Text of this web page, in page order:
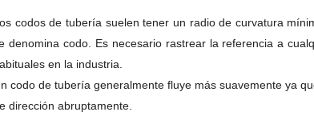
codos de tubería suelen tener un radio de curvatura
denomina codo. Es necesario rastrear la referencia a
en la industria.
codo de tubería generalmente fluye más suavemente ya
dirección abruptamente.